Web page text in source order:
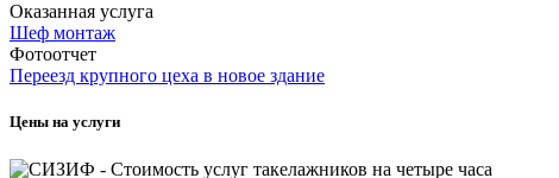
Оказанная услуга
Шеф монтаж
Фотоотчет
Переезд крупного цеха в новое здание
Цены на услуги